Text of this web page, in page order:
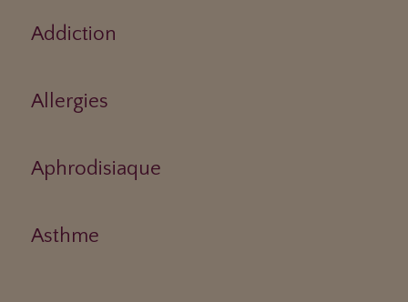
Addiction
Allergies
Aphrodisiaque
Asthme